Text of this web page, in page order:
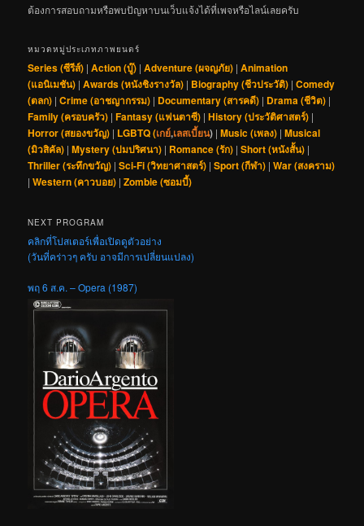
(ตลก)|Crime (อาชญากรรม)|Documentary (สารคดี)|Drama (ชีวิต)
Horror (สยองขวัญ) |LGBTQ (
|Mystery (ปมปริศนา) Romance (รัก)
Thriller (ระทึกขวัญ)|Sci-Fi (วิทยาศาสตร์)|Sport (กีฬา)|War (สงคราม)
|Western (คาวบอย)|Zombie (ซอมบี้)
NEXT PROGRAM
คลิกที่โปสเตอร์เพื่อเปิดดูตัวอย่าง
(วันที่คร่าวๆ ครับ อาจมีการเปลี่ยนแปลง)
ศ 7 ส.ค. – Heel (2025)
เร็วๆ นี้ – Spring Wind – The Awakening (2026) สายลมเปลี่ยนทิศ ปวง
ประชาตื่นรู้